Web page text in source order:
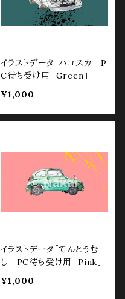
イラストデータ「ハコスカ P
C待ち受け用 Green」
¥1,000
イラストデータ「てんとうむ
し PC待ち受け用 Pink」
¥1,000